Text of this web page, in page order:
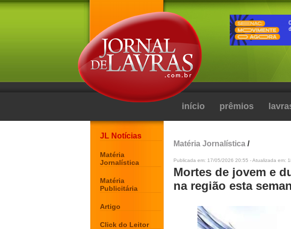
início prêmios
JL Notícias
Matéria
Jornalística
Matéria
Publicitária
Artigo
Click do Leitor
Matéria Jornalística /
Publicada em: 17/05/2026 20:55 - Atualizada em:
Mortes de jovem e
na região esta